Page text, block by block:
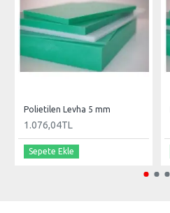
Polietilen Levha 5 mm
1.076,04TL
Sepete Ekle